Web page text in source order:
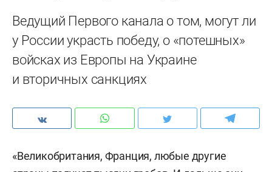
Ведущий Первого канала о том, могут ли
у России украсть победу, о «потешных»
войсках из Европы на Украине
и вторичных санкциях
«Великобритания, Франция, любые другие